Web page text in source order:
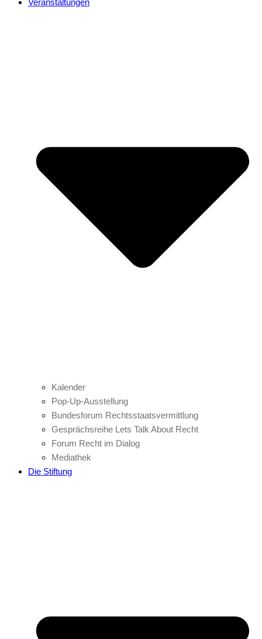
Veranstaltungen
Kalender
Pop-Up-Ausstellung
Bundesforum Rechtsstaatsvermittlung
Gesprächsreihe Lets Talk About Recht
Forum Recht im Dialog
Mediathek
Die Stiftung